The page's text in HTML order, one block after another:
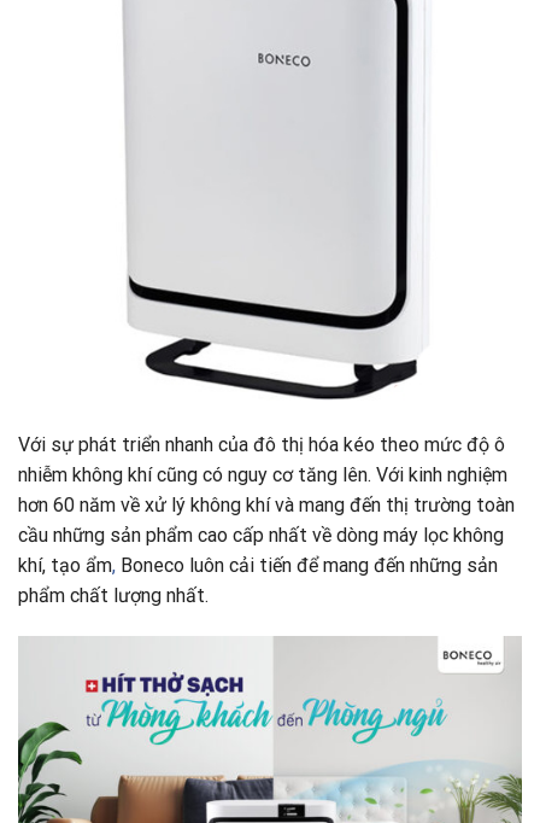
Với sự phát triển nhanh của đô thị hóa kéo theo mức độ ô
nhiễm không khí cũng có nguy cơ tăng lên. Với kinh nghiệm
hơn 60 năm về xử lý không khí và mang đến thị trường toàn
cầu những sản phẩm cao cấp nhất về dòng máy lọc không
khí, tạo ẩm, Boneco luôn cải tiến để mang đến những sản
phẩm chất lượng nhất.